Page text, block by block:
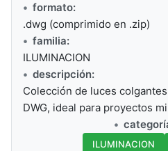
formato:
.dwg (comprimido en .zip)
familia:
ILUMINACION
descripción:
Colección de luces
DWG, ideal para proyectos
ILUMINACION